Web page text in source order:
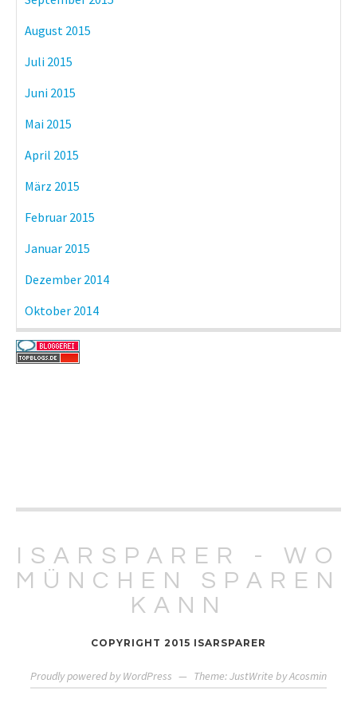
August 2015
Juli 2015
Juni 2015
Mai 2015
April 2015
März 2015
Februar 2015
Januar 2015
Dezember 2014
Oktober 2014
ISARSPARER - WO
MÜNCHEN SPAREN
KANN
COPYRIGHT 2015 ISARSPARER
Proudly powered by WordPress — Theme: JustWrite byAcosmin